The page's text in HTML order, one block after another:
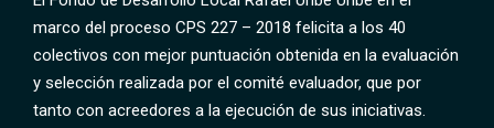
marco del proceso CPS 227 – 2018 felicita a los 40
colectivos con mejor puntuación obtenida en la evaluación
y selección realizada por el comité evaluador, que por
tanto con acreedores a la ejecución de sus iniciativas.